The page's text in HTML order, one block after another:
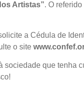
Artistas”. O
a Cédula de
o site
sociedade que tenha